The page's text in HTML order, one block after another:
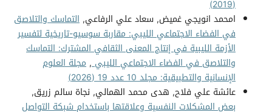
(2019)
امحمد انويجي غميض, سعاد علي الرفاعي, التماسك والتلاصق
في الفضاء الاجتماعي الليبي: مقاربة سوسيو-تاريخية لتفسير
الأزمة الليبية في إنتاج المعنى الثقافي المشترك: التماسك
والتلاصق في الفضاء الاجتماعي الليبي, مجلة العلوم
الإنسانية والتطبيقية: مجلد 10 عدد 19 (2026)
عائشة علي فلاح, هدى محمد الهمالي, نجاة سالم زريق,
بعض المشكلات النفسية وعلاقتها باستخدام شبكة التواصل